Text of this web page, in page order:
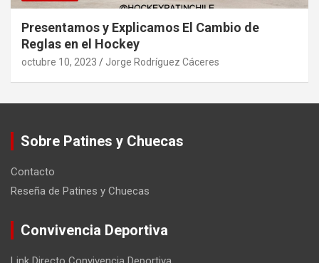
Presentamos y Explicamos El Cambio de
Reglas en el Hockey
octubre 10, 2023 Jorge Rodríguez Cáceres
Sobre Patines y Chuecas
Contacto
Reseña de Patines y Chuecas
Convivencia Deportiva